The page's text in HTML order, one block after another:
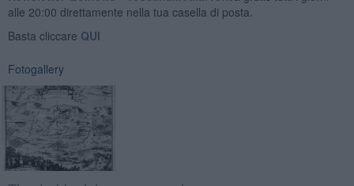
alle 20:00 direttamente nella tua casella di posta.
Basta cliccare QUI
Fotogallery